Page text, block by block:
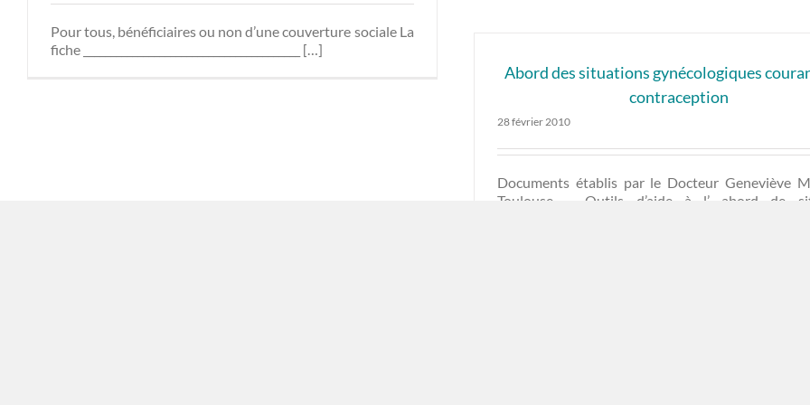
Pour tous, bénéficiaires ou non d’une couverture sociale La
fiche ________________________________________ […]
Abord des situations gynécologiques
contraception
28 février 2010
Documents établis par le Docteur Geneviève
Toulouse – Outils d’aide à l’ abord de